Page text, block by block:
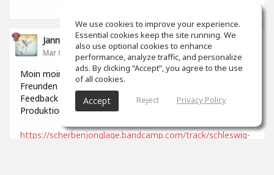
Jannek Stoldt
Mar 06, 2022
Moin moin, ist hier noch jemand? ;-) Ich habe kürzlich mit
Freunden ein Lied aufgenommen und würde mich über
Feedback freuen, was den Mix und die generelle
Produktion angeht. Viele Grüße
https://scherbenjonglage.bandcamp.com/track/schleswig-
We use cookies to improve your experience.
Essential cookies keep the site running. We
also use optional cookies to enhance
performance, analyze traffic, and personalize
ads. By clicking “Accept”, you agree to the use
of all cookies.
Accept Reject Privacy Policy